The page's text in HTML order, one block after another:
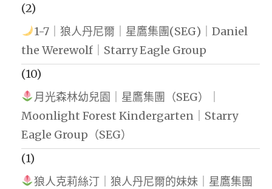
(2)
1-7｜狼人丹尼爾｜星鷹集團(SEG)｜Daniel
the Werewolf｜Starry Eagle Group
(10)
月光森林幼兒園｜星鷹集團（SEG）｜
Moonlight Forest Kindergarten｜Starry
Eagle Group（SEG）
(1)
狼人克莉絲汀｜狼人丹尼爾的妹妹｜星鷹集團